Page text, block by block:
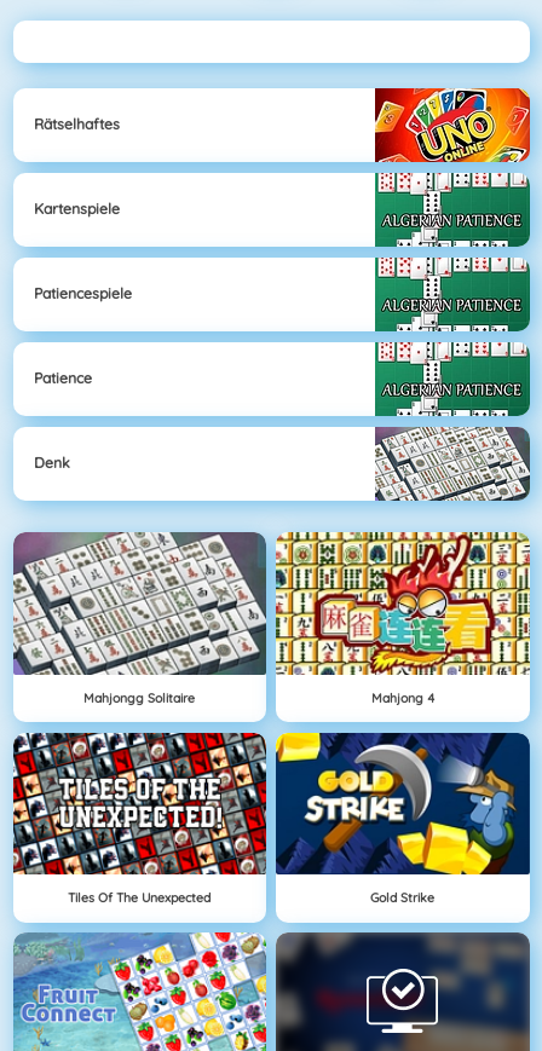
Rätselhaftes
Kartenspiele
Patiencespiele
Patience
Denk
Mahjongg Solitaire Mahjong 4
Tiles Of The Unexpected Gold Strike